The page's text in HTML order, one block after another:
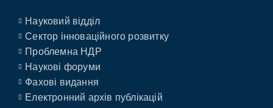
Науковий відділ
Сектор інноваційного розвитку
Проблемна НДР
Наукові форуми
Фахові видання
Електронний архів публікацій